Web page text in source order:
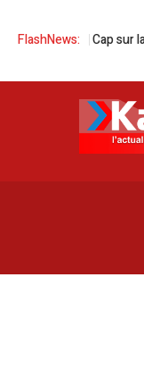
FlashNews:
Tunisie | Cap sur la